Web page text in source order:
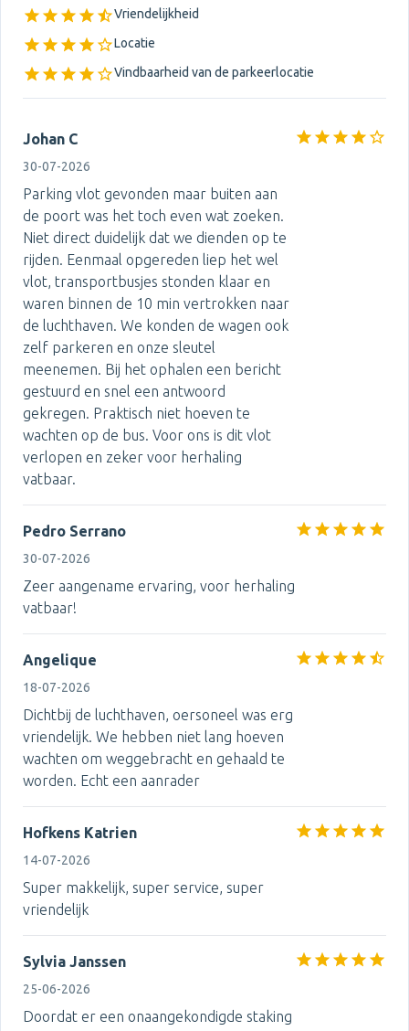
Vriendelijkheid
Locatie
Vindbaarheid van de parkeerlocatie
Johan C
30-07-2026
Parking vlot gevonden maar buiten aan
de poort was het toch even wat zoeken.
Niet direct duidelijk dat we dienden op te
rijden. Eenmaal opgereden liep het wel
vlot, transportbusjes stonden klaar en
waren binnen de 10 min vertrokken naar
de luchthaven. We konden de wagen ook
zelf parkeren en onze sleutel
meenemen. Bij het ophalen een bericht
gestuurd en snel een antwoord
gekregen. Praktisch niet hoeven te
wachten op de bus. Voor ons is dit vlot
verlopen en zeker voor herhaling
vatbaar.
Pedro Serrano
30-07-2026
Zeer aangename ervaring, voor herhaling
vatbaar!
Angelique
18-07-2026
Dichtbij de luchthaven, oersoneel was erg
vriendelijk. We hebben niet lang hoeven
wachten om weggebracht en gehaald te
worden. Echt een aanrader
Hofkens Katrien
14-07-2026
Super makkelijk, super service, super
vriendelijk
Sylvia Janssen
25-06-2026
Doordat er een onaangekondigde staking